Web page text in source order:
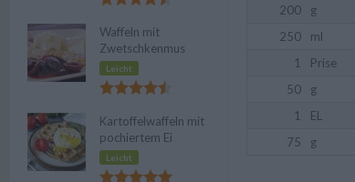
200
g
250
ml
1
Prise
50
g
1
EL
75
g
Waffeln mit
Zwetschkenmus
Leicht
Kartoffelwaffeln mit
pochiertem Ei
Leicht